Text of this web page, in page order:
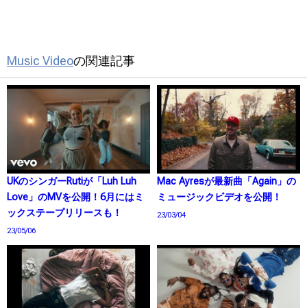
Music Videoの関連記事
UKのシンガーRutiが「Luh Luh
Love」のMVを公開！6月にはミ
ックステープリリースも！
23/05/06
Mac Ayresが最新曲「Again」の
ミュージックビデオを公開！
23/03/04